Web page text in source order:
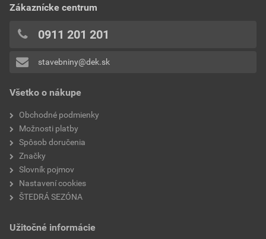
bez DPH za ks
Pridávať hodnotenie môže iba prihlásený užívateľ.
Všetko o nákupe
Obchodné podmienky
Možnosti platby
Spôsob doručenia
Značky
Slovník pojmov
Nastavení cookies
ŠTEDRÁ SEZÓNA
Užitočné informácie
Zákaznícke centrum
0911 201 201
stavebniny@dek.sk